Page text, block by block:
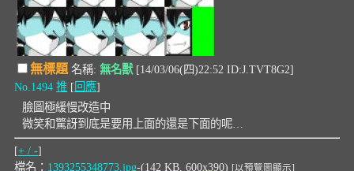
無標題名稱: 無名獸[14/03/06(四)22:52 ID:J.TVT8G2]
No.1494 推 [ 回應]
臉圖極緩慢改造中
微笑和驚訝到底是要用上面的還是下面的呢…
[+ / -]
檔名： 1393255348773.jpg-(142 KB, 600x390) [以預覽圖顯示]